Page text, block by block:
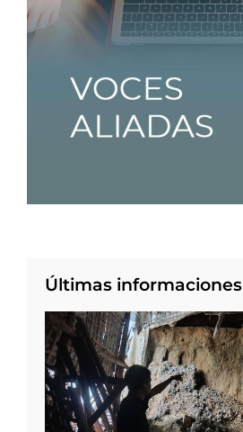
Últimas informaciones